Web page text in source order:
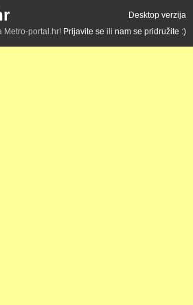
Desktop verzija
Metro-portal.hr! Prijavite se ili nam se pridružite :)